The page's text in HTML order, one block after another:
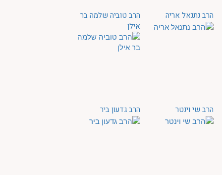
הרב נתנאל אריה
הרב טוביה שלמה בר
אילן
הרב שי וינטר הרב גדעון ביר